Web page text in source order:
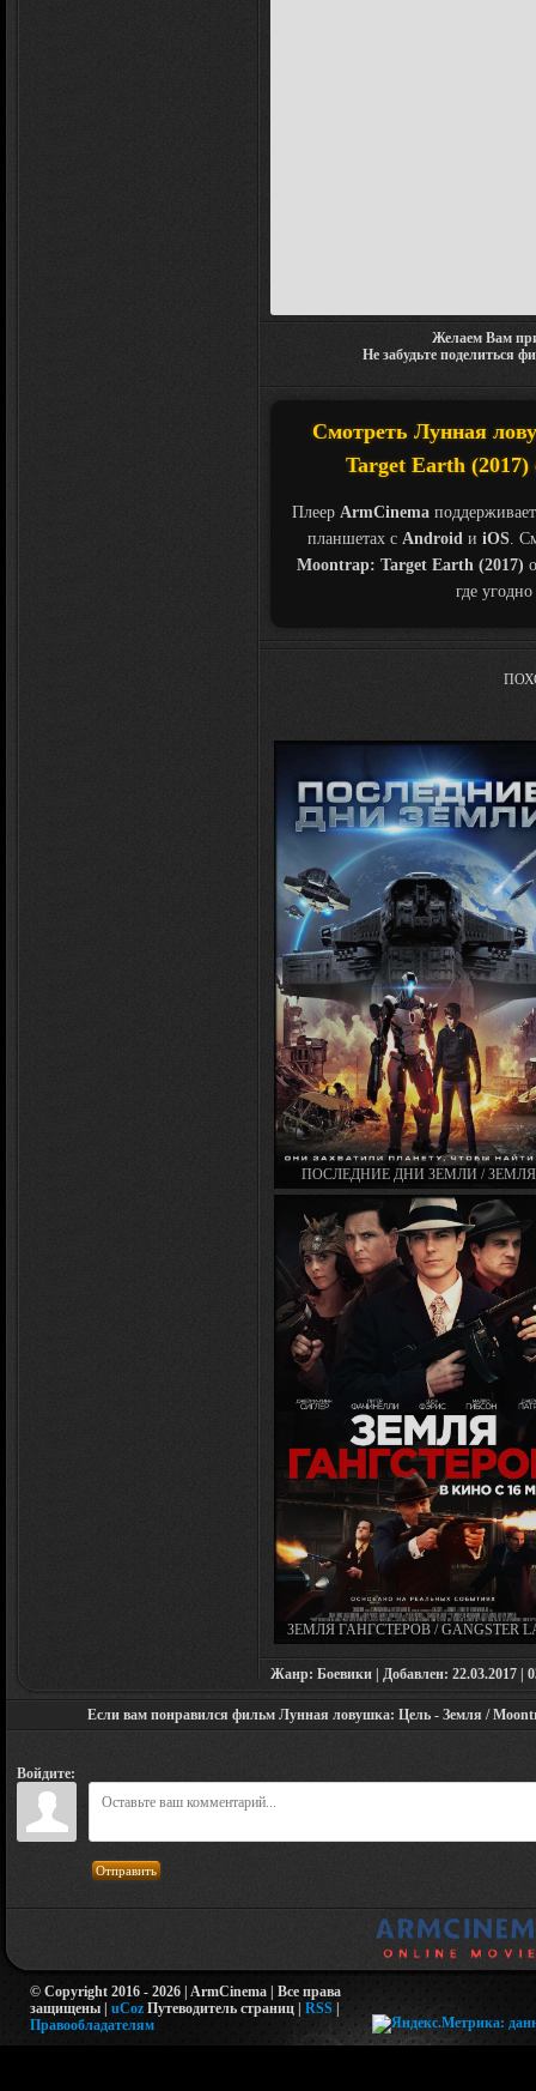
Желаем Вам
Не забудьте поделиться
Смотреть Лунная
Target Earth (2017)
Плеер ArmCinema
планшетах с Androidи iOS.
Moontrap: Target Earth (2017)
где
ПОСЛЕДНИЕ ДНИ ЗЕМЛИ /
ОСАДЕ / TAKING EARTH (2017)
ЗЕМЛЯ ГАНГСТЕРОВ / GANGSTER
(2017)
Жанр: Боевики | Добавлен: 22.03.2017 |
Если вам понравился фильм Лунная ловушка: Цель - Земля /
Войдите:
Отправить
© Copyright 2016 - 2026 | ArmCinema | Все права
защищены | uCoz Путеводитель страниц | RSS |
Правообладателям